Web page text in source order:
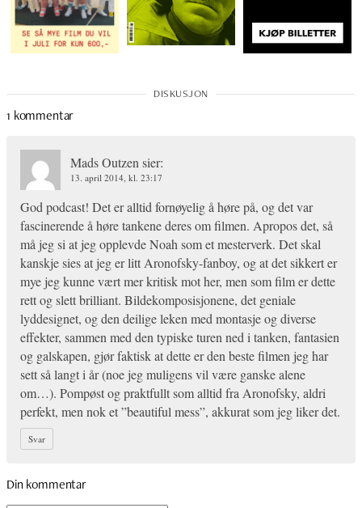
1 kommentar
Mads Outzen sier:
13. april 2014, kl. 23:17
God podcast! Det er alltid fornøyelig å høre på, og det var
fascinerende å høre tankene deres om filmen. Apropos det, så
må jeg si at jeg opplevde Noah som et mesterverk. Det skal
kanskje sies at jeg er litt Aronofsky-fanboy, og at det sikkert er
mye jeg kunne vært mer kritisk mot her, men som film er dette
rett og slett brilliant. Bildekomposisjonene, det geniale
lyddesignet, og den deilige leken med montasje og diverse
effekter, sammen med den typiske turen ned i tanken, fantasien
og galskapen, gjør faktisk at dette er den beste filmen jeg har
sett så langt i år (noe jeg muligens vil være ganske alene
om…). Pompøst og praktfullt som alltid fra Aronofsky, aldri
perfekt, men nok et ”beautiful mess”, akkurat som jeg liker det.
Svar
Din kommentar